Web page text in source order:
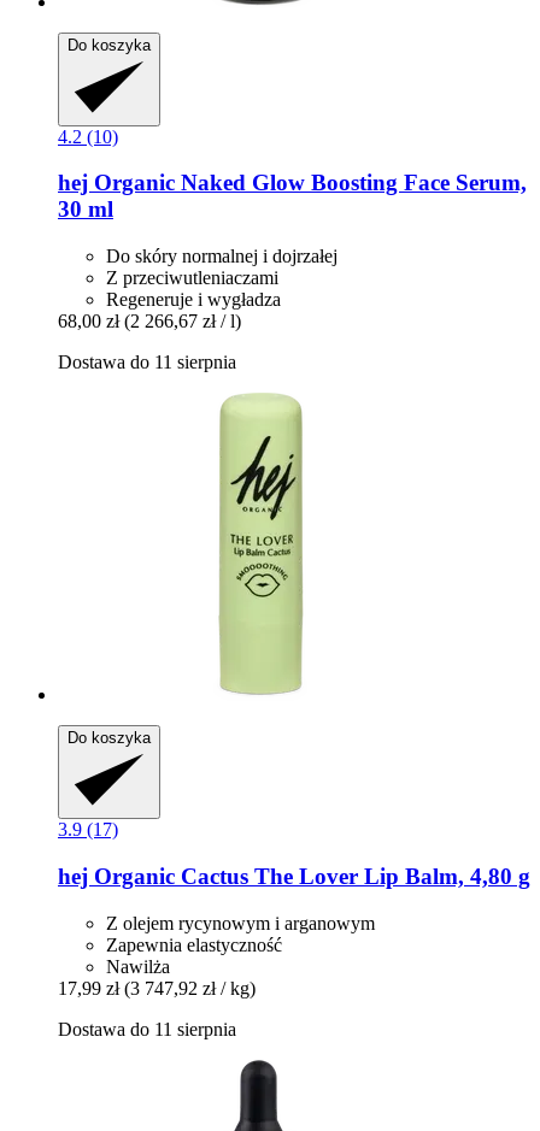
Do koszyka
4.2 (10)
hej Organic Naked Glow Boosting Face Serum,
30 ml
Do skóry normalnej i dojrzałej
Z przeciwutleniaczami
Regeneruje i wygładza
68,00 zł (2 266,67 zł / l)
Dostawa do 11 sierpnia
Do koszyka
3.9 (17)
hej Organic Cactus The Lover Lip Balm, 4,80 g
Z olejem rycynowym i arganowym
Zapewnia elastyczność
Nawilża
17,99 zł (3 747,92 zł / kg)
Dostawa do 11 sierpnia